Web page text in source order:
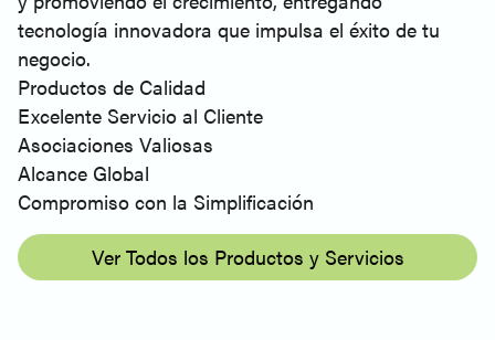
tecnología innovadora que impulsa el éxito de tu
negocio.
Productos de Calidad
Excelente Servicio al Cliente
Asociaciones Valiosas
Alcance Global
Compromiso con la Simplificación
Ver Todos los Productos y Servicios